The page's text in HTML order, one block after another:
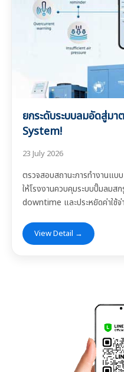
ยกระดับระบบลมอัดสู่ม
System!
23 July 2026
ตรวจสอบสถานะการทำงานแ
ให้โรงงานควบคุมระบบปั๊มลมส
downtime และประหยัดค่าใช้จ่
View Detail →